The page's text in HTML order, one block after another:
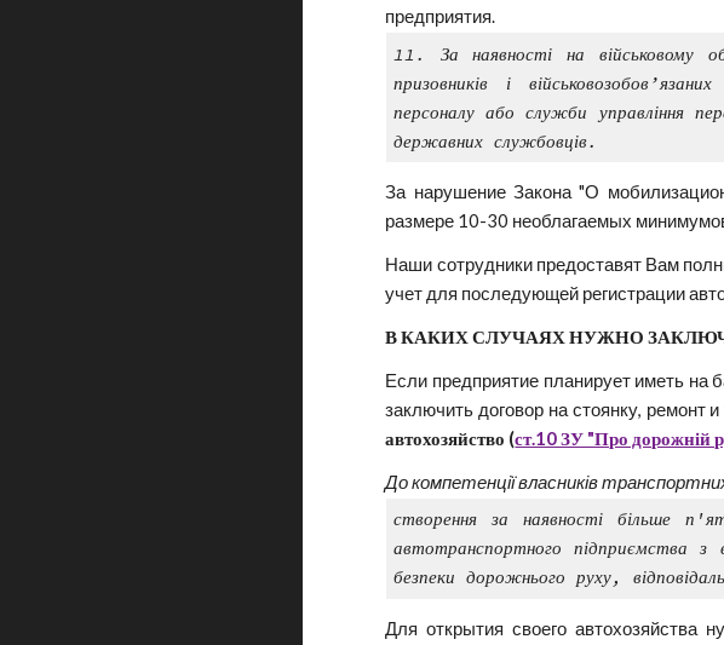
предприятия.
11. За наявності на військовому
призовників і
персоналу або служби управління
державних службовців.
За нарушение Закона "О
размере 10-30 необлагаемых
Наши сотрудники предоставят Вам
учет для последующей регистрации
В КАКИХ СЛУЧАЯХ НУЖНО
Если предприятие планирует иметь на
заключить договор на стоянку, ремонт
автохозяйство (ст.10 ЗУ "Про дорожній
До компетенції власників
створення за наявності більше
автотранспортного підприємства з
безпеки дорожнього руху,
Для открытия своего автохозяйства